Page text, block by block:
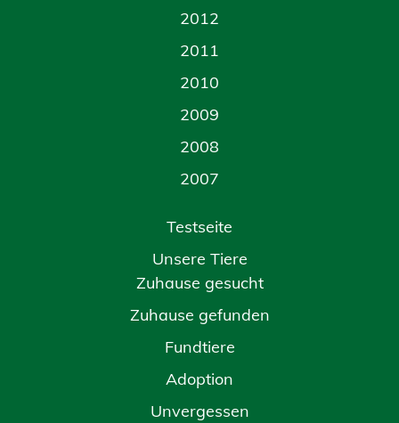
2012
2011
2010
2009
2008
2007
Testseite
Unsere Tiere
Zuhause gesucht
Zuhause gefunden
Fundtiere
Adoption
Unvergessen